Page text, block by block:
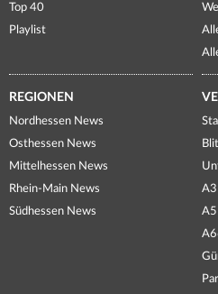
Top 40
Playlist
REGIONEN
Nordhessen News
Osthessen News
Mittelhessen News
Rhein-Main News
Südhessen News
A3
A5